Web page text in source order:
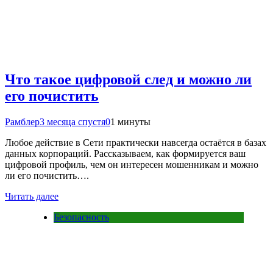
Что такое цифровой след и можно ли
его почистить
Рамблер3 месяца спустя01 минуты
Любое действие в Сети практически навсегда остаётся в базах
данных корпораций. Рассказываем, как формируется ваш
цифровой профиль, чем он интересен мошенникам и можно
ли его почистить….
Читать далее
Безопасность